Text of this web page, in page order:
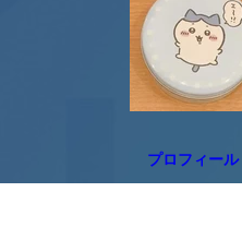
プロフィール